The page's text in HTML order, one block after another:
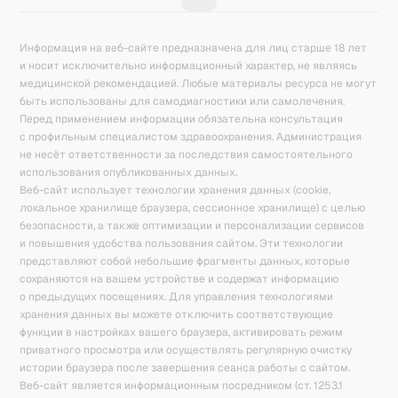
Информация на веб-сайте предназначена для лиц старше 18 лет
и носит исключительно информационный характер, не являясь
медицинской рекомендацией. Любые материалы ресурса не могут
быть использованы для самодиагностики или самолечения.
Перед применением информации обязательна консультация
с профильным специалистом здравоохранения. Администрация
не несёт ответственности за последствия самостоятельного
использования опубликованных данных.
Веб-сайт использует технологии хранения данных (cookie,
локальное хранилище браузера, сессионное хранилище) с целью
безопасности, а также оптимизации и персонализации сервисов
и повышения удобства пользования сайтом. Эти технологии
представляют собой небольшие фрагменты данных, которые
сохраняются на вашем устройстве и содержат информацию
о предыдущих посещениях. Для управления технологиями
хранения данных вы можете отключить соответствующие
функции в настройках вашего браузера, активировать режим
приватного просмотра или осуществлять регулярную очистку
истории браузера после завершения сеанса работы с сайтом.
Веб-сайт является информационным посредником (ст. 1253.1